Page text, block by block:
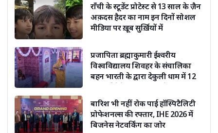
राँची के स्टूडेंट प्रोटेस्ट से 13 साल के ज़ैन
अक़दस हैदर का नाम इन दिनों सोशल
मीडिया पर ख़ूब सुर्ख़ियों में
प्रजापिता ब्रह्माकुमारी ईश्वरीय
विश्वविद्यालय शिवहर के संचालिका
बहन भारती के द्वारा देकुली धाम में 12
बारिश भी नहीं रोक पाई हॉस्पिटैलिटी
प्रोफेशनल्स की रफ्तार, IHE 2026 में
बिजनेस नेटवर्किंग का जोर